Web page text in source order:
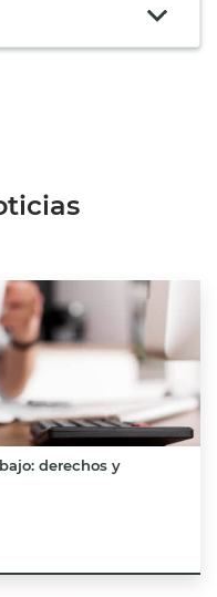
derechos y